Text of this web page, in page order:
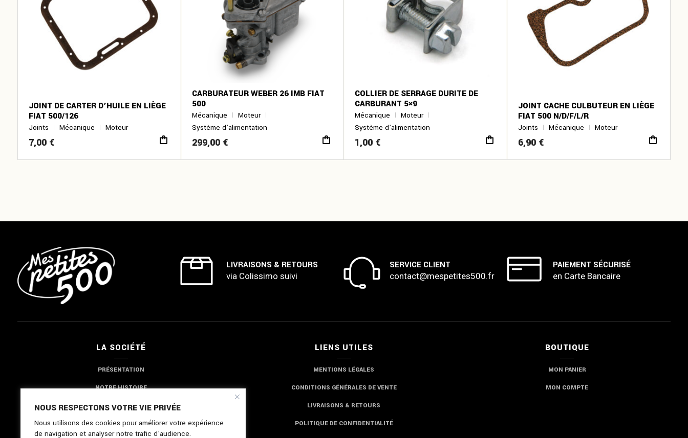
NOUS RESPECTONS VOTRE VIE PRIVÉE
Nous utilisons des cookies pour améliorer votre expérience
de navigation et analyser notre trafic d'audience.
JOINT DE CARTER D’HUILE EN LIÈGE
FIAT 500/126
Joints Mécanique Moteur
7,00 €
CARBURATEUR WEBER 26 IMB FIAT
500
Mécanique
Moteur
Système d’alimentation
299,00 €
COLLIER DE SERRAGE DURITE DE
CARBURANT 5×9
Mécanique
Moteur
Système d’alimentation
1,00 €
JOINT CACHE CULBUTEUR EN LIÈGE
FIAT 500 N/D/F/L/R
Joints Mécanique Moteur
6,90 €
LIVRAISONS & RETOURS
via Colissimo suivi
SERVICE CLIENT
contact@mespetites500.fr
PAIEMENT SÉCURISÉ
en Carte Bancaire
LA SOCIÉTÉ
PRÉSENTATION
NOTRE HISTOIRE
NOTRE EXPERTISE
NOUS CONTACTER
LIENS UTILES
MENTIONS LÉGALES
CONDITIONS GÉNÉRALES DE VENTE
LIVRAISONS & RETOURS
POLITIQUE DE CONFIDENTIALITÉ
BOUTIQUE
MON PANIER
MON COMPTE